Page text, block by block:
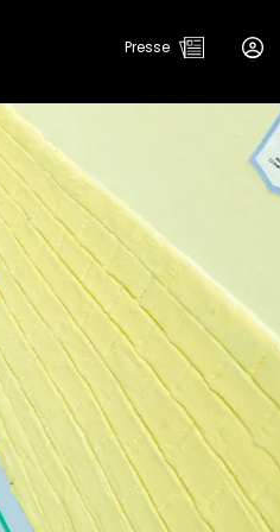
Presse